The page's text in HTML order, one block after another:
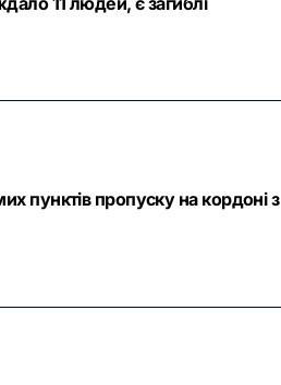
пунктів пропуску на кордоні з